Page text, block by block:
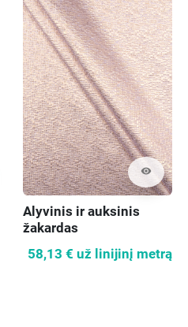
visibility
Alyvinis ir auksinis
žakardas
58,13 € už linijinį metrą